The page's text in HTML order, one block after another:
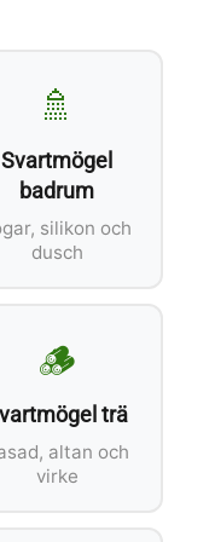
🚿
Svartmögel
badrum
silikon och
dusch
🪵
trä
altan och
virke